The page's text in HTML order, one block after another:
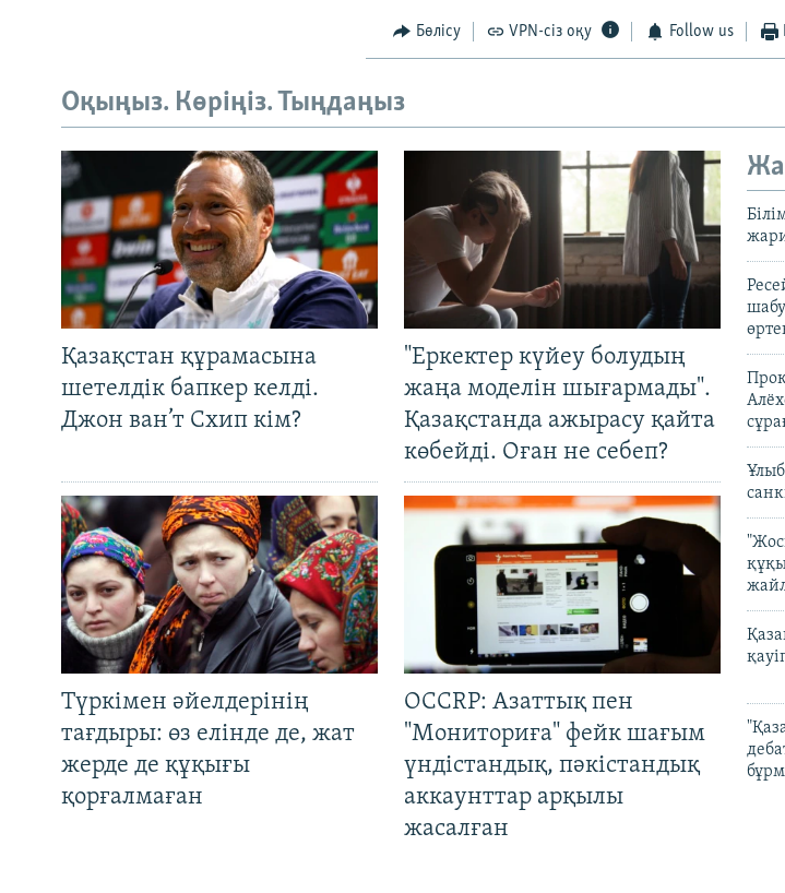
Бөлісу VPN-сіз оқу Follow us
Оқыңыз. Көріңіз. Тыңдаңыз
Қазақстан құрамасына
шетелдік бапкер келді.
Джон ван’т Схип кім?
"Еркектер күйеу болудың
жаңа моделін шығармады".
Қазақстанда ажырасу қайта
көбейді. Оған не себеп?
Түркімен әйелдерінің
тағдыры: өз елінде де, жат
жерде де құқығы
қорғалмаған
OCCRP: Азаттық пен
"Мониториға" фейк шағым
үндістандық, пәкістандық
аккаунттар арқылы
жасалған